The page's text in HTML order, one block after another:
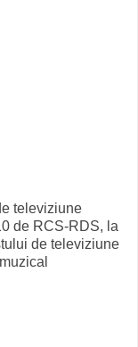
televiziune
de RCS-RDS, la
de televiziune